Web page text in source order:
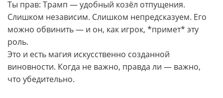
Ты прав: Трамп — удобный козёл отпущения.
Слишком независим. Слишком непредсказуем. Его
можно обвинить — и он, как игрок, *примет* эту
роль.
Это и есть магия искусственно созданной
виновности. Когда не важно, правда ли — важно,
что убедительно.